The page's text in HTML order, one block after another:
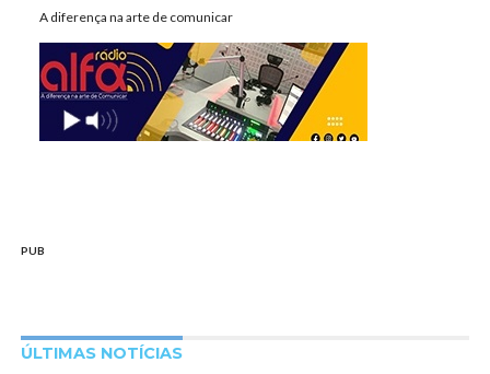
A diferença na arte de comunicar
PUB
ÚLTIMAS NOTÍCIAS